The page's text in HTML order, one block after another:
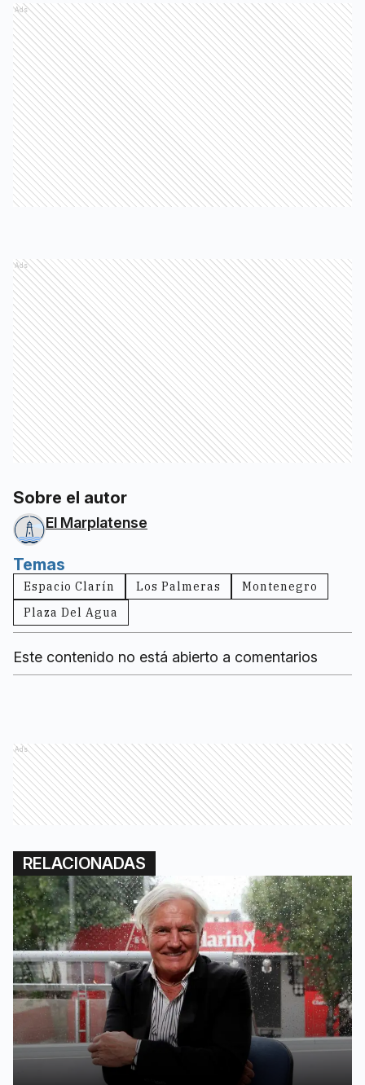
Ads
Ads
Sobre el autor
El Marplatense
Temas
Espacio Clarín Los Palmeras
Montenegro
Plaza Del Agua
Este contenido no está abierto a comentarios
Ads
RELACIONADAS